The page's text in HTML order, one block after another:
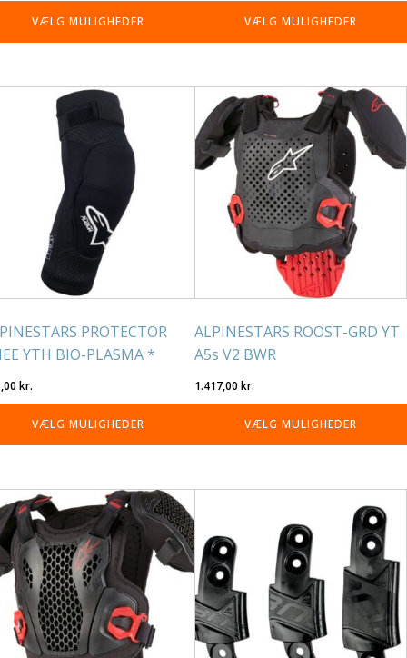
VÆLG MULIGHEDER VÆLG MULIGHEDER
PROTECTOR
YTH BIO-PLASMA *
kr.
VÆLG MULIGHEDER
ALPINESTARS ROOST-GRD YT
A5s V2 BWR
1.417,00kr.
VÆLG MULIGHEDER
Dette
vare
har
flere
varianter.
Mulighederne
varesiden
har
flere
varianter.
Mulighederne
kan